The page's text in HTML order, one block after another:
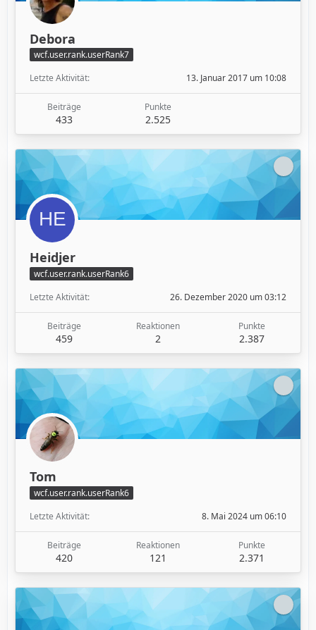
Debora
wcf.user.rank.userRank7
Letzte Aktivität
13. Januar 2017 um 10:08
Beiträge
433
Punkte
2.525
Heidjer
wcf.user.rank.userRank6
Letzte Aktivität
26. Dezember 2020 um 03:12
Beiträge
459
Reaktionen
2
Punkte
2.387
Tom
wcf.user.rank.userRank6
Letzte Aktivität
8. Mai 2024 um 06:10
Beiträge
420
Reaktionen
121
Punkte
2.371